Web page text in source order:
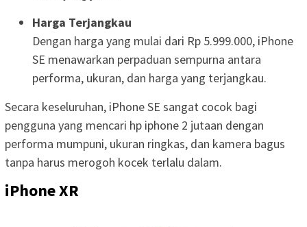
Harga Terjangkau
Dengan harga yang mulai dari Rp 5.999.000, iPhone
SE menawarkan perpaduan sempurna antara
performa, ukuran, dan harga yang terjangkau.
Secara keseluruhan, iPhone SE sangat cocok bagi
pengguna yang mencari hp iphone 2 jutaan dengan
performa mumpuni, ukuran ringkas, dan kamera bagus
tanpa harus merogoh kocek terlalu dalam.
iPhone XR